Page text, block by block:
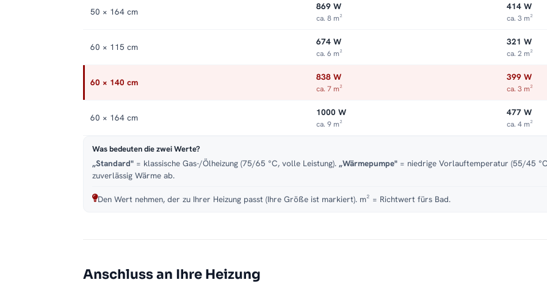
50 × 164 cm 869 W
ca. 8 m²
414 W
ca. 3 m²
60 × 115 cm 674 W
ca. 6 m²
321 W
ca. 2 m²
60 × 140 cm 838 W
ca. 7 m²
399 W
ca. 3 m²
60 × 164 cm 1000 W
ca. 9 m²
477 W
ca. 4 m²
Was bedeuten die zwei Werte?
„Standard" = klassische Gas-/Ölheizung (75/65 °C, volle Leistung). „Wärmepumpe" = niedrige Vorlauftemperatur (55/45
zuverlässig Wärme ab.
Den Wert nehmen, der zu Ihrer Heizung passt (Ihre Größe ist markiert). m² = Richtwert fürs Bad.
Anschluss an Ihre Heizung